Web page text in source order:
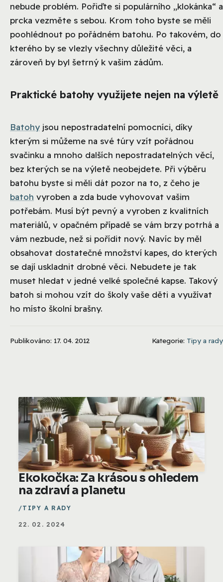
nebude problém. Pořiďte si populárního „klokánka“ a
prcka vezměte s sebou. Krom toho byste se měli
poohlédnout po pořádném batohu. Po takovém, do
kterého by se vlezly všechny důležité věci, a
zároveň by byl šetrný k vašim zádům.
Praktické batohy využijete nejen na výletě
Batohy jsou nepostradatelní pomocníci, díky
kterým si můžeme na své túry vzít pořádnou
svačinku a mnoho dalších nepostradatelných věcí,
bez kterých se na výletě neobejdete. Při výběru
batohu byste si měli dát pozor na to, z čeho je
batoh vyroben a zda bude vyhovovat vašim
potřebám. Musí být pevný a vyroben z kvalitních
materiálů, v opačném případě se vám brzy potrhá a
vám nezbude, než si pořídit nový. Navíc by měl
obsahovat dostatečné množství kapes, do kterých
se dají uskladnit drobné věci. Nebudete je tak
muset hledat v jedné velké společné kapse. Takový
batoh si mohou vzít do školy vaše děti a využívat
ho místo školní brašny.
Publikováno: 17. 04. 2012 Kategorie: Tipy a rady
Ekokočka: Za krásou s ohledem
na zdraví a planetu
TIPY A RADY
22. 02. 2024